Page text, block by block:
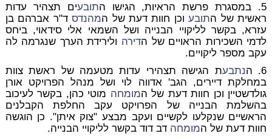
5. במסגרת פרשת הראיות, הגישו ה
תובעים תצהיר עדות
ראשית של התובעוכן חוות דעת של המהנדסד"ר אברהם בן
עזרא, בקשר לליקויי הבנייה ושל השמאי אלי סידאוי, ביחס
לדמי השכירות הראויים של הדירה ולירידת הערך שנגרמה לה
עקב מספר ליקויים.
6. ה
נתבעת הגישה תצהירי עדות מטעמה של ראשת צוות
במחלקת דיירים, הגב' אדווה לוי ושל מנהל הפרויקט אורן
גולדשטיין וכן חוות דעת של המומחה מוטי כהן, בקשר לעיכוב
בהשלמת הבנייה של הפרויקט עקב החלפת הקבלנים
הראשיים שנקלעו לקשיים ועקב מבצע "צוק איתן". כן הוגשה
חוות דעת של המומחה דב דוד בקשר לליקויי הבנייה.